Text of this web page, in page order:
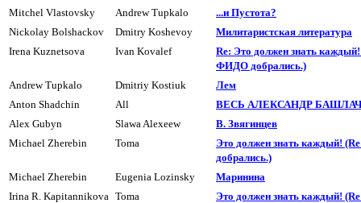
Mitchel Vlastovsky
Andrew Tupkalo
...и Пyстота?
Nickolay Bolshackov
Dmitry Koshevoy
Милитаpистская литеpатуpа
Irena Kuznetsova
Ivan Kovalef
Re: Это должен знать
ФИДО добpались.)
Andrew Tupkalo
Dmitriy Kostiuk
Лем
Anton Shadchin
All
ВЕСЬ АЛЕКСАНДР
Alex Gubyn
Slawa Alexeew
В. Звягинцев
Michael Zherebin
Toma
Это должен знать каждый!
добpались.)
Michael Zherebin
Eugenia Lozinsky
Маpинина
Irina R. Kapitannikova Toma
Это должен знать каждый!